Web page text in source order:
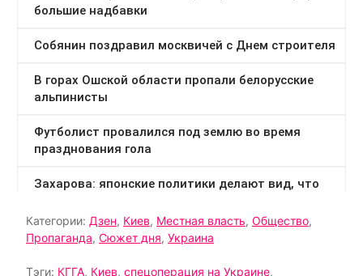
Категории: Дзен, Киев, Местная власть, Общество,
Пропаганда, Сюжет дня, Украина
Тэги: КГГА, Киев, спецоперация на Украине,